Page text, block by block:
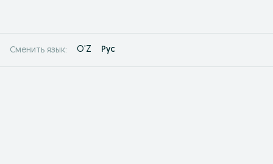
Сменить язык: O'Z Рус